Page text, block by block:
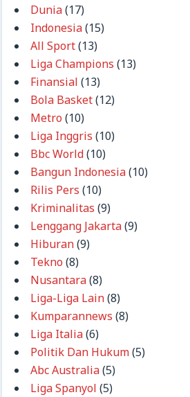
Dunia(17)
Indonesia(15)
All Sport(13)
Liga Champions (13)
Finansial (13)
Bola Basket(12)
Metro (10)
Liga Inggris (10)
Bbc World(10)
Bangun Indonesia(10)
Rilis Pers (10)
Kriminalitas (9)
Lenggang Jakarta(9)
Hiburan(9)
Tekno (8)
Nusantara(8)
Liga-Liga Lain(8)
Kumparannews (8)
Liga Italia(6)
Politik Dan Hukum(5)
Abc Australia(5)
Liga Spanyol (5)